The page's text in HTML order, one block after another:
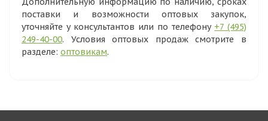
поставки и возможности оптовых закупок,
уточняйте у консультантов или по телефону +7 (495)
249-40-00. Условия оптовых продаж смотрите в
разделе: оптовикам.